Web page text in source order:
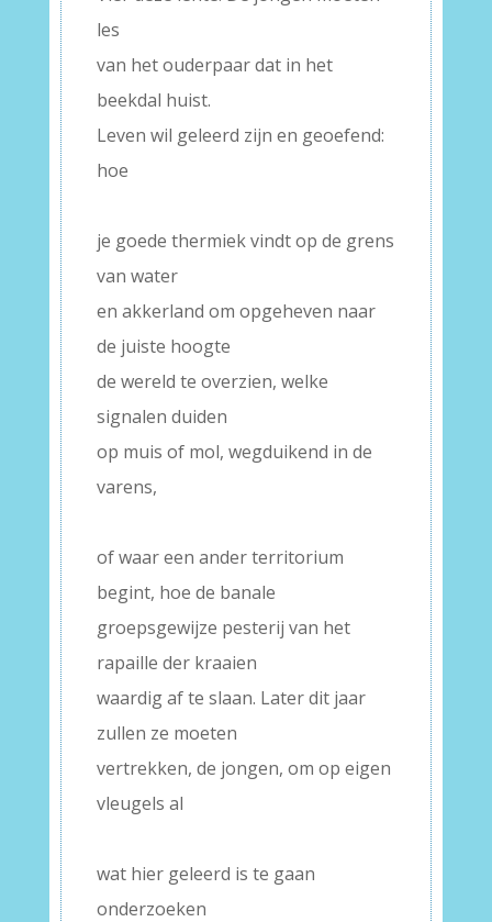
les
van het ouderpaar dat in het
beekdal huist.
Leven wil geleerd zijn en geoefend:
hoe
je goede thermiek vindt op de grens
van water
en akkerland om opgeheven naar
de juiste hoogte
de wereld te overzien, welke
signalen duiden
op muis of mol, wegduikend in de
varens,
of waar een ander territorium
begint, hoe de banale
groepsgewijze pesterij van het
rapaille der kraaien
waardig af te slaan. Later dit jaar
zullen ze moeten
vertrekken, de jongen, om op eigen
vleugels al
wat hier geleerd is te gaan
onderzoeken